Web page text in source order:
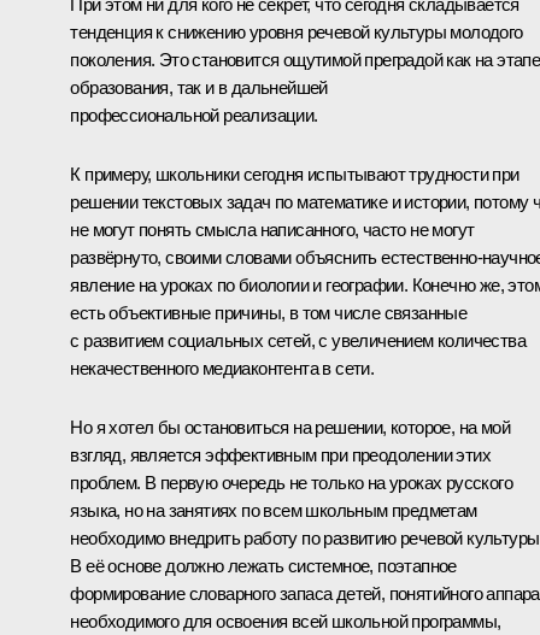
тенденция к снижению уровня речевой культуры молодого
поколения. Это становится ощутимой преградой как на этапе
образования, так и в дальнейшей
профессиональной реализации.
К примеру, школьники сегодня испытывают трудности при
решении текстовых задач по математике и истории, потому
не могут понять смысла написанного, часто не могут
развёрнуто, своими словами объяснить естественно-
явление на уроках по биологии и географии. Конечно же,
есть объективные причины, в том числе связанные
с развитием социальных сетей, с увеличением количества
некачественного медиаконтента в сети.
Но я хотел бы остановиться на решении, которое, на мой
взгляд, является эффективным при преодолении этих
проблем. В первую очередь не только на уроках русского
языка, но на занятиях по всем школьным предметам
необходимо внедрить работу по развитию речевой
В её основе должно лежать системное, поэтапное
формирование словарного запаса детей, понятийного
необходимого для освоения всей школьной программы,